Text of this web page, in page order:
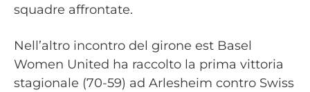
squadre affrontate.
Nell’altro incontro del girone est Basel
Women United ha raccolto la prima vittoria
stagionale (70-59) ad Arlesheim contro Swiss